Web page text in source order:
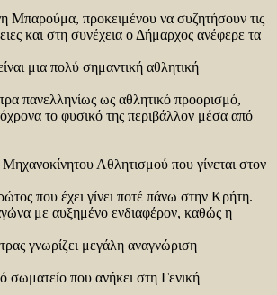
Μπαρούμα, προκειμένου να συζητήσουν τις
και στη συνέχεια ο Δήμαρχος ανέφερε τα
μια πολύ σημαντική αθλητική
πανελληνίως ως αθλητικό προορισμό,
το φυσικό της περιβάλλον μέσα από
Αθλητισμού που γίνεται στον
που έχει γίνει ποτέ πάνω στην Κρήτη.
με αυξημένο ενδιαφέρον, καθώς η
γνωρίζει μεγάλη αναγνώριση
σωματείο που ανήκει στη Γενική